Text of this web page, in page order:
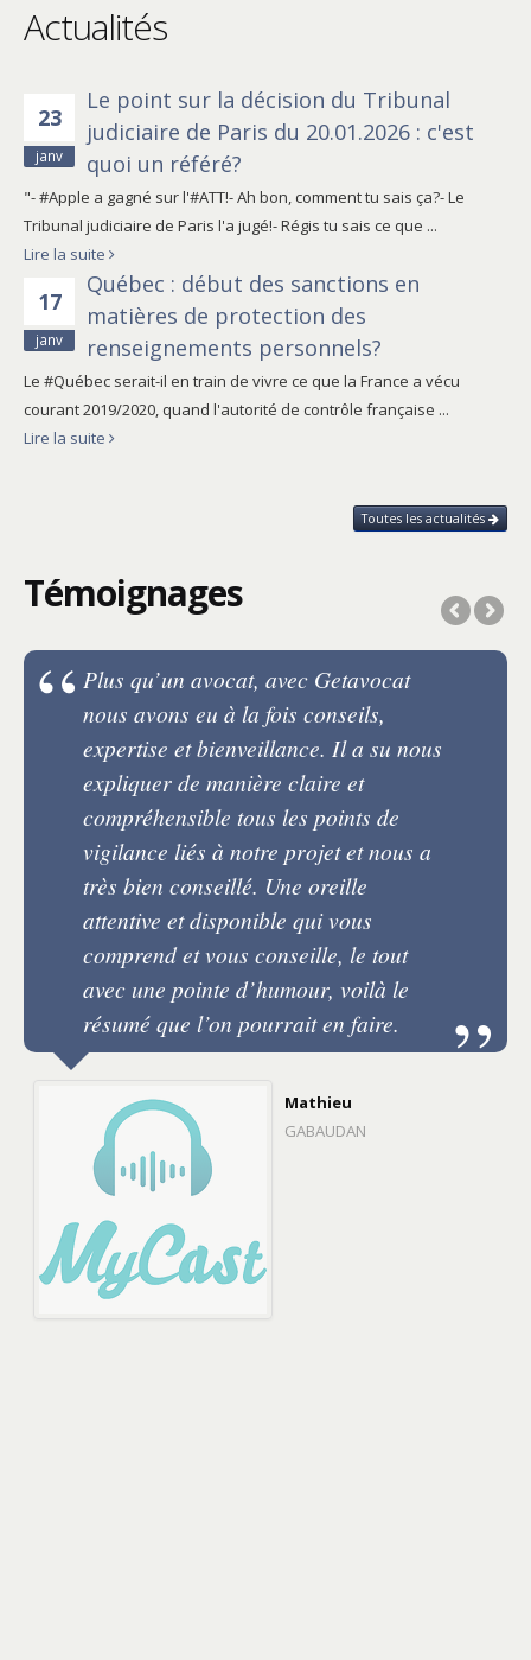
Actualités
23
janv
Le point sur la décision du Tribunal
judiciaire de Paris du 20.01.2026 : c'est
quoi un référé?
"- #Apple a gagné sur l'#ATT!- Ah bon, comment tu sais ça?- Le
Tribunal judiciaire de Paris l'a jugé!- Régis tu sais ce que ...
Lire la suite
17
janv
Québec : début des sanctions en
matières de protection des
renseignements personnels?
Le #Québec serait-il en train de vivre ce que la France a vécu
courant 2019/2020, quand l'autorité de contrôle française ...
Lire la suite
Toutes les actualités
Témoignages
Plus qu’un avocat, avec Getavocat
nous avons eu à la fois conseils,
expertise et bienveillance. Il a su nous
expliquer de manière claire et
compréhensible tous les points de
vigilance liés à notre projet et nous a
très bien conseillé. Une oreille
attentive et disponible qui vous
comprend et vous conseille, le tout
avec une pointe d’humour, voilà le
résumé que l’on pourrait en faire.
Mathieu
GABAUDAN